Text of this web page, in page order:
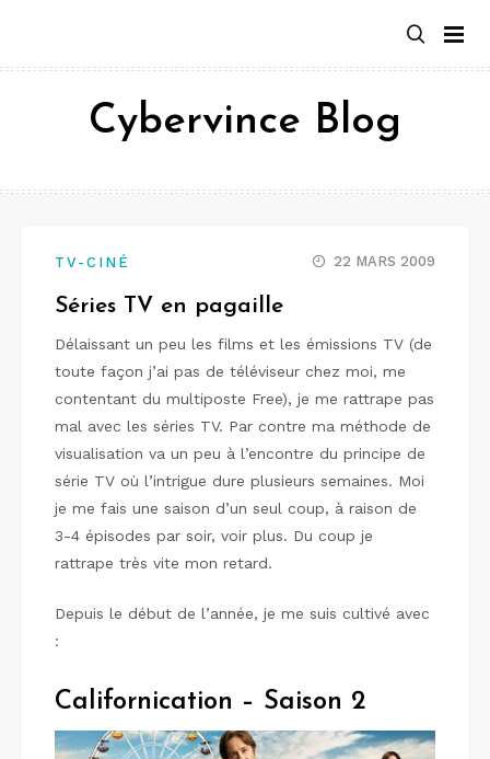
contenu
Cybervince Blog
TV-CINÉ 22 MARS 2009
Séries TV en pagaille
Délaissant un peu les films et les émissions TV (de
toute façon j’ai pas de téléviseur chez moi, me
contentant du multiposte Free), je me rattrape pas
mal avec les séries TV. Par contre ma méthode de
visualisation va un peu à l’encontre du principe de
série TV où l’intrigue dure plusieurs semaines. Moi
je me fais une saison d’un seul coup, à raison de
3-4 épisodes par soir, voir plus. Du coup je
rattrape très vite mon retard.
Depuis le début de l’année, je me suis cultivé avec
:
Californication – Saison 2